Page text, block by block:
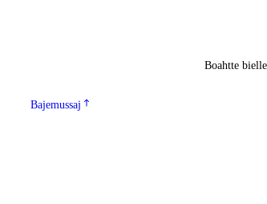
Boahtte bielle
Bajemussaj